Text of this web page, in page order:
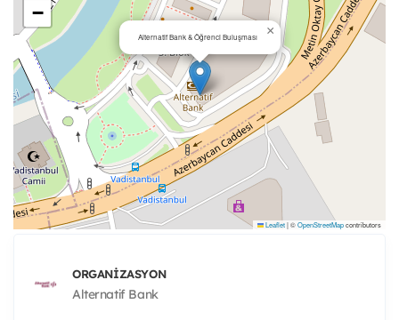
Alternatif Bank & Öğrenci Buluşması ×
−
Leaflet|©OpenStreetMapcontributors
ORGANIZASYON
Alternatif Bank